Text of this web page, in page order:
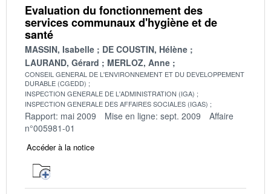
Evaluation du fonctionnement des
services communaux d'hygiène et de
santé
MASSIN, Isabelle
DE COUSTIN, Hélène
LAURAND, Gérard
MERLOZ, Anne
CONSEIL GENERAL DE L'ENVIRONNEMENT ET DU DEVELOPPEMENT
DURABLE (CGEDD)
INSPECTION GENERALE DE L'ADMINISTRATION (IGA)
INSPECTION GENERALE DES AFFAIRES SOCIALES (IGAS)
Rapport: mai 2009 Mise en ligne: sept. 2009
Affaire
n°005981-01
Accéder à la notice